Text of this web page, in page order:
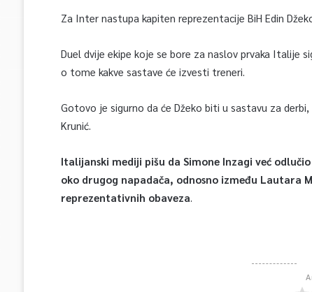
Za Inter nastupa kapiten reprezentacije BiH Edin
Duel dvije ekipe koje se bore za naslov prvaka Italije
o tome kakve sastave će izvesti treneri.
Gotovo je sigurno da će Džeko biti u sastavu za
Krunić.
Italijanski mediji pišu da Simone Inzagi već
oko drugog napadača, odnosno između Lautara
reprezentativnih obaveza.